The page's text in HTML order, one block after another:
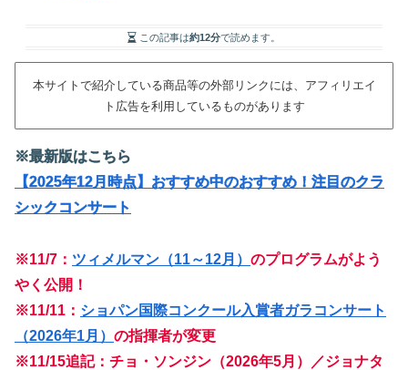
この記事は約12分で読めます。
本サイトで紹介している商品等の外部リンクには、アフィリエイ
ト広告を利用しているものがあります
※最新版はこちら
【2025年12月時点】おすすめ中のおすすめ！注目のクラ
シックコンサート
※11/7： ツィメルマン（11～12月） のプログラムがよう
やく公開！
※11/11： ショパン国際コンクール入賞者ガラコンサート
（2026年1月） の指揮者が変更
※11/15追記：チョ・ソンジン（2026年5月）／ジョナタ